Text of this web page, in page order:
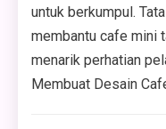
untuk berkumpul.
membantu cafe mini
menarik perhatian
Membuat Desain